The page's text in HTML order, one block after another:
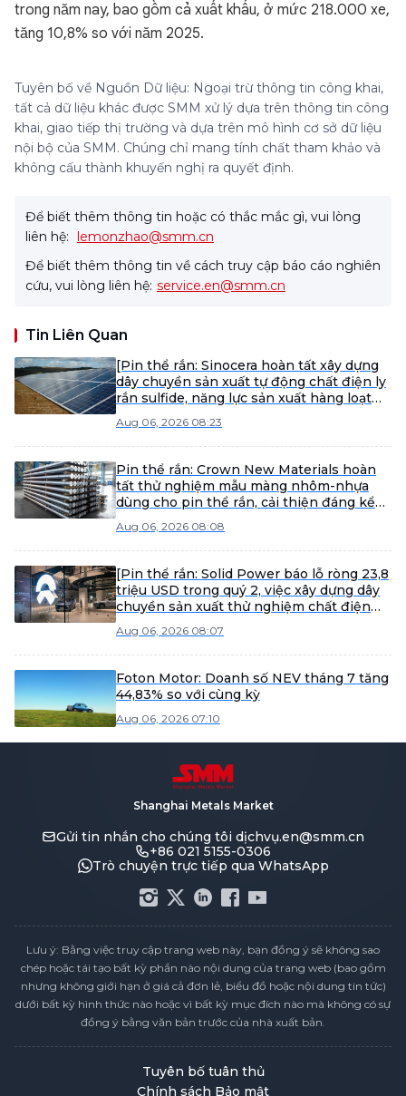
trong năm nay, bao gồm cả xuất khẩu, ở mức 218.000 xe,
tăng 10,8% so với năm 2025.
Tuyên bố về Nguồn Dữ liệu: Ngoại trừ thông tin công khai,
tất cả dữ liệu khác được SMM xử lý dựa trên thông tin công
khai, giao tiếp thị trường và dựa trên mô hình cơ sở dữ liệu
nội bộ của SMM. Chúng chỉ mang tính chất tham khảo và
không cấu thành khuyến nghị ra quyết định.
Để biết thêm thông tin hoặc có thắc mắc gì, vui lòng
liên hệ: lemonzhao@smm.cn
Để biết thêm thông tin về cách truy cập báo cáo nghiên
cứu, vui lòng liên hệ: service.en@smm.cn
Tin Liên Quan
[Pin thể rắn: Sinocera hoàn tất xây dựng
dây chuyền sản xuất tự động chất điện ly
rắn sulfide, năng lực sản xuất hàng loạt
Aug 06, 2026 08:23
Pin thể rắn: Crown New Materials hoàn
tất thử nghiệm mẫu màng nhôm-nhựa
dùng cho pin thể rắn, cải thiện đáng kể
Aug 06, 2026 08:08
[Pin thể rắn: Solid Power báo lỗ ròng 23,8
triệu USD trong quý 2, việc xây dựng dây
chuyền sản xuất thử nghiệm chất điện
hoạch]
Aug 06, 2026 08:07
Foton Motor: Doanh số NEV tháng 7 tăng
44,83% so với cùng kỳ
Aug 06, 2026 07:10
Shanghai Metals Market
Gửi tin nhắn cho chúng tôi dịchvụ.en@smm.cn
+86 021 5155-0306
Trò chuyện trực tiếp qua WhatsApp
Lưu ý: Bằng việc truy cập trang web này, bạn đồng ý sẽ không sao
chép hoặc tái tạo bất kỳ phần nào nội dung của trang web (bao gồm
nhưng không giới hạn ở giá cả đơn lẻ, biểu đồ hoặc nội dung tin tức)
dưới bất kỳ hình thức nào hoặc vì bất kỳ mục đích nào mà không có sự
đồng ý bằng văn bản trước của nhà xuất bản.
Tuyên bố tuân thủ
Chính sách Bảo mật